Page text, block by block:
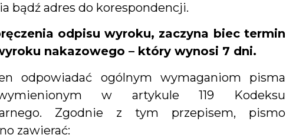
bądź adres do korespondencji.
odpisu wyroku, zaczyna biec termin
nakazowego – który wynosi 7 dni.
odpowiadać ogólnym wymaganiom pisma
w artykule 119 Kodeksu
Zgodnie z tym przepisem, pismo
zawierać: